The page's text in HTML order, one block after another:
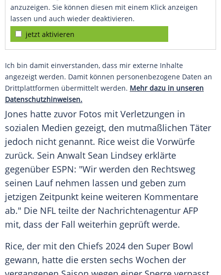
anzuzeigen. Sie können diesen mit einem Klick anzeigen
lassen und auch wieder deaktivieren.
jetzt aktivieren
Ich bin damit einverstanden, dass mir externe Inhalte
angezeigt werden. Damit können personenbezogene Daten an
Drittplattformen übermittelt werden. Mehr dazu in unseren
Datenschutzhinweisen.
Jones hatte zuvor Fotos mit Verletzungen in
sozialen Medien gezeigt, den mutmaßlichen Täter
jedoch nicht genannt. Rice weist die Vorwürfe
zurück. Sein Anwalt Sean Lindsey erklärte
gegenüber ESPN: "Wir werden den Rechtsweg
seinen Lauf nehmen lassen und geben zum
jetzigen Zeitpunkt keine weiteren Kommentare
ab." Die NFL teilte der Nachrichtenagentur AFP
mit, dass der Fall weiterhin geprüft werde.
Rice, der mit den Chiefs 2024 den Super Bowl
gewann, hatte die ersten sechs Wochen der